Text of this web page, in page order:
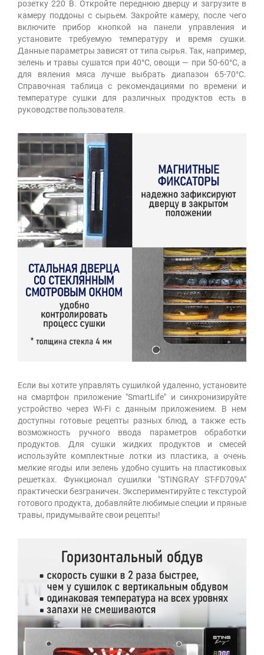
розетку 220 В. Откройте переднюю дверцу и загрузите в
камеру поддоны с сырьем. Закройте камеру, после чего
включите прибор кнопкой на панели управления и
установите требуемую температуру и время сушки.
Данные параметры зависят от типа сырья. Так, например,
зелень и травы сушатся при 40°С, овощи — при 50-60°С, а
для вяления мяса лучше выбрать диапазон 65-70°С.
Справочная таблица с рекомендациями по времени и
температуре сушки для различных продуктов есть в
руководстве пользователя.
Если вы хотите управлять сушилкой удаленно, установите
на смартфон приложение "SmartLife" и синхронизируйте
устройство через Wi-Fi с данным приложением. В нем
доступны готовые рецепты разных блюд, а также есть
возможность ручного ввода параметров обработки
продуктов. Для сушки жидких продуктов и смесей
используйте комплектные лотки из пластика, а очень
мелкие ягоды или зелень удобно сушить на пластиковых
решетках. Функционал сушилки "STINGRAY ST-FD709A"
практически безграничен. Экспериментируйте с текстурой
готового продукта, добавляйте любимые специи и пряные
травы, придумывайте свои рецепты!